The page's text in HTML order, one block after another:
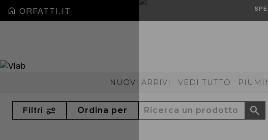
HOME ORFATTI.IT
NUOVI ARRIVI VEDI TUTTO
Filtri Ordina per search